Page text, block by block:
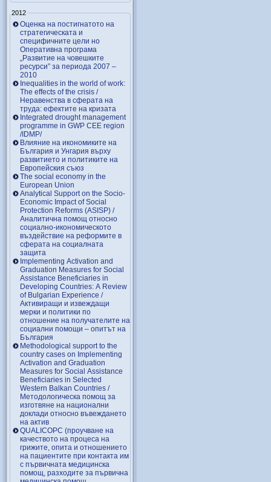
2012
Оценка на постигнатото на
стратегическата и
специфичните цели но
Оперативна програма
„Развитие на човешките
ресурси” за периода 2007 –
2010
Inequalities in the world of work:
The effects of the crisis /
Неравенства в сферата на
труда: ефектите на кризата
Integrated drought management
programme in GWP CEE region
/IDMP/
Влияние на икономиките на
България и Унгария върху
развитието и политиките на
Европейския съюз
The social economy in the
European Union
Analytical Support on the Socio-
Economic Impact of Social
Protection Reforms (ASISP) /
Аналитична помощ относно
социално-икономическото
въздействие на реформите в
сферата на социалната
защита
Implementing Activation and
Graduation Measures for Social
Assistance Beneficiaries in
Developing Countries: A Review
of Bulgarian Experience /
Активиращи и извеждащи
мерки и политики по
отношение на получателите на
социални помощи – опитът на
България
Methodological support to the
country cases on Implementing
Activation and Graduation
Measures for Social Assistance
Beneficiaries in Selected
Western Balkan Countries /
Методологическа помощ за
изготвяне на национални
доклади относно въвеждането
на актив
QUALICOPC (проучване на
качеството на процеса на
грижите, опита и отношението
на пациентите при контакта им
с първичната медицинска
помощ, разходите за първична